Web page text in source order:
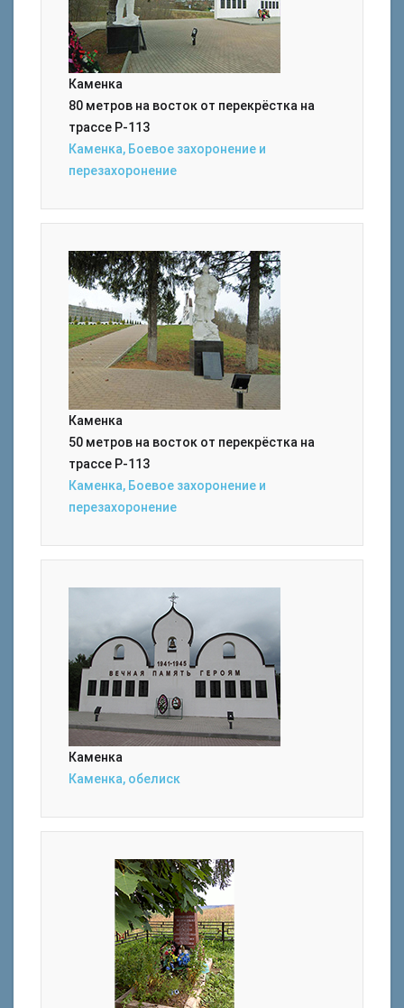
Каменка
80 метров на восток от перекрёстка на
трассе Р-113
Каменка, Боевое захоронение и
перезахоронение
Каменка
50 метров на восток от перекрёстка на
трассе Р-113
Каменка, Боевое захоронение и
перезахоронение
Каменка
Каменка, обелиск